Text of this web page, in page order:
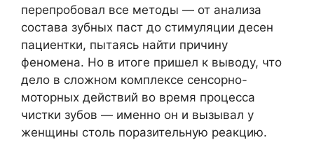
перепробовал все методы — от анализа
состава зубных паст до стимуляции десен
пациентки, пытаясь найти причину
феномена. Но в итоге пришел к выводу, что
дело в сложном комплексе сенсорно-
моторных действий во время процесса
чистки зубов — именно он и вызывал у
женщины столь поразительную реакцию.